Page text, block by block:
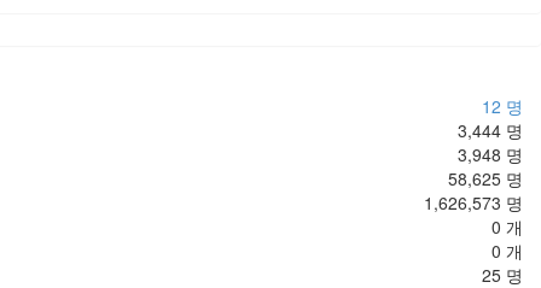
12 명
3,444 명
3,948 명
58,625 명
1,626,573 명
0 개
0 개
25 명